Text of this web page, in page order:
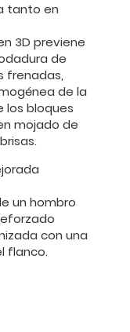
tanto en
3D previene
de
frenadas,
de la
los bloques
mojado de
un hombro
con una
flanco.